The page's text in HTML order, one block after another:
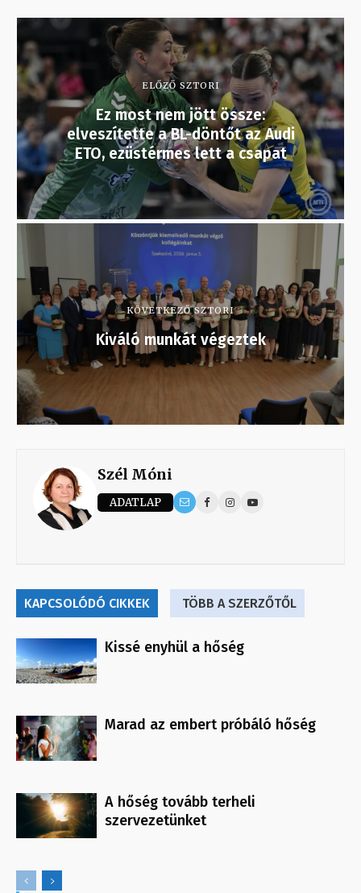
ELŐZŐ SZTORI
Ez most nem jött össze:
elveszítette a BL-döntőt az Audi
ETO, ezüstérmes lett a csapat
KÖVETKEZŐ SZTORI
Kiváló munkát végeztek
Szél Móni
ADATLAP
KAPCSOLÓDÓ CIKKEK TÖBB A SZERZŐTŐL
Kissé enyhül a hőség
Marad az embert próbáló hőség
A hőség tovább terheli
szervezetünket